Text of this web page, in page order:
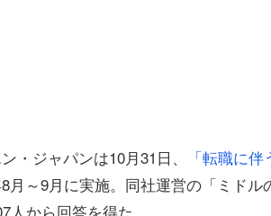
・ジャパンは10月31日、
「転職に
月～9月に実施。同社運営の「ミド
人から回答を得た。